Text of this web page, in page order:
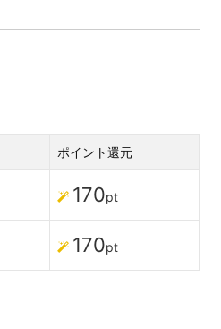
ポイント還元
170pt
170pt